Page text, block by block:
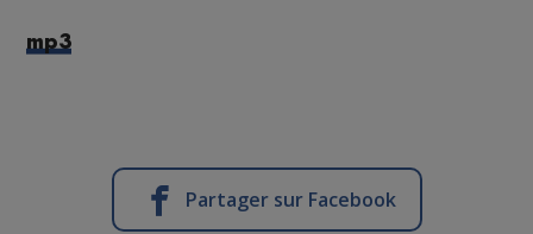
mp3
Partager sur Facebook